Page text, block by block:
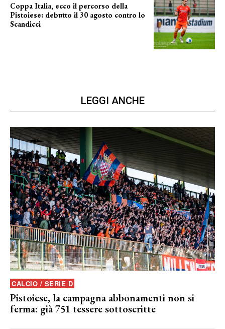
Coppa Italia, ecco il percorso della
Pistoiese: debutto il 30 agosto contro lo
Scandicci
LEGGI ANCHE
CALCIO / SERIE D
Pistoiese, la campagna abbonamenti non si
ferma: già 751 tessere sottoscritte